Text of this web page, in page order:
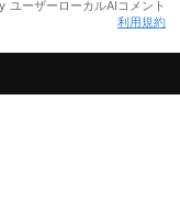
利用規約